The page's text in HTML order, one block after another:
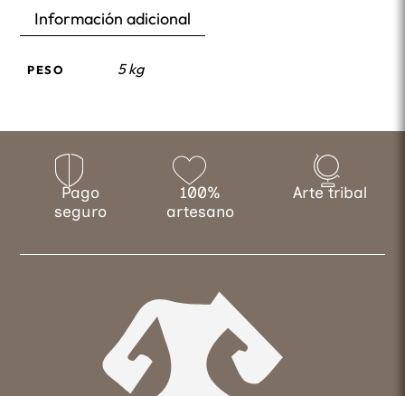
Información adicional
PESO 5 kg
Pago
seguro
100%
artesano
Arte tribal